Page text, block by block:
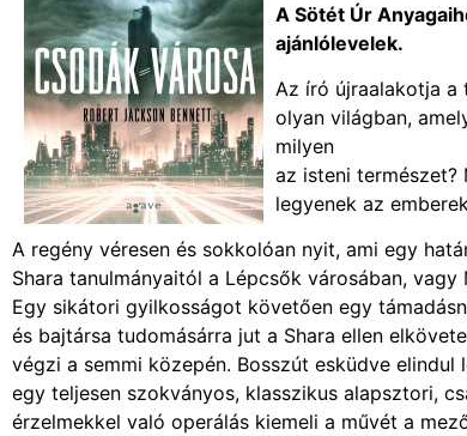
A Sötét Úr
ajánlólevelek.
Az író újraalakotja a
olyan világban,
milyen
az isteni természet?
legyenek az
A regény véresen és sokkolóan nyit, ami egy
Shara tanulmányaitól a Lépcsők városában,
Egy sikátori gyilkosságot követően egy
és bajtársa tudomásárra jut a Shara ellen
végzi a semmi közepén. Bosszút esküdve
egy teljesen szokványos, klasszikus alapsztori,
érzelmekkel való operálás kiemeli a művét a